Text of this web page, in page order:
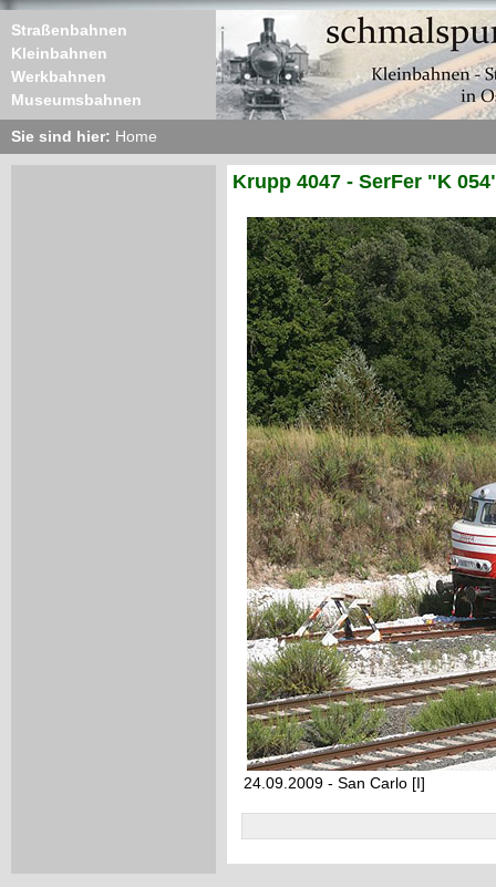
Straßenbahnen
Kleinbahnen
Werkbahnen
Museumsbahnen
Sie sind hier: Home
Krupp 4047 - SerFer "K
24.09.2009 - San Carlo [I]